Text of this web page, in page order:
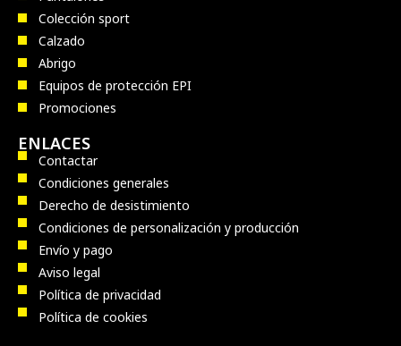
Colección sport
Calzado
Abrigo
Equipos de protección EPI
Promociones
ENLACES
Contactar
Condiciones generales
Derecho de desistimiento
Condiciones de personalización y producción
Envío y pago
Aviso legal
Política de privacidad
Política de cookies